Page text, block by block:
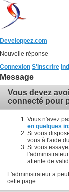
Developpez.com
Nouvelle réponse
Connexion S'inscrire
Message
Vous devez
connecté pour
Vous n'avez
en quelques
Si vous
vous à l'aide
Si vous
attente de
L'administrateur a
cette page.